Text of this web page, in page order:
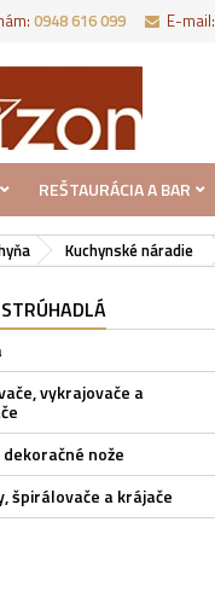
0948 616 099 E-mail:
REŠTAURÁCIA A BAR
Kuchynské náradie
vykrajovače a
nože
špirálovače a krájače